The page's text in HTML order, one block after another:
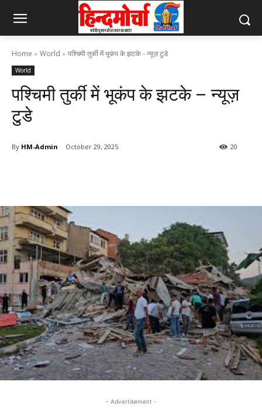
Home World पश्चिमी तुर्की में भूकंप के झटके - न्यूज़ टुडे
World
पश्चिमी तुर्की में भूकंप के झटके – न्यूज़
टुडे
By HM-Admin October 29, 2025 20
- Advertisement -